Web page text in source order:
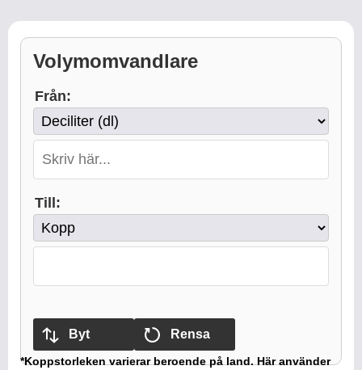
Volymomvandlare
Från:
Till:
Byt Rensa
*Koppstorleken varierar beroende på land. Här använder